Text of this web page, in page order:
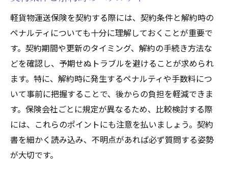
軽貨物運送保険を契約する際には、契約条件と解約時の
ペナルティについても十分に理解しておくことが重要で
す。契約期間や更新のタイミング、解約の手続き方法な
どを確認し、予期せぬトラブルを避けることが求められ
ます。特に、解約時に発生するペナルティや手数料につ
いて事前に把握することで、後からの負担を軽減できま
す。保険会社ごとに規定が異なるため、比較検討する際
には、これらのポイントにも注意を払いましょう。契約
書を細かく読み込み、不明点があれば必ず質問する姿勢
が大切です。